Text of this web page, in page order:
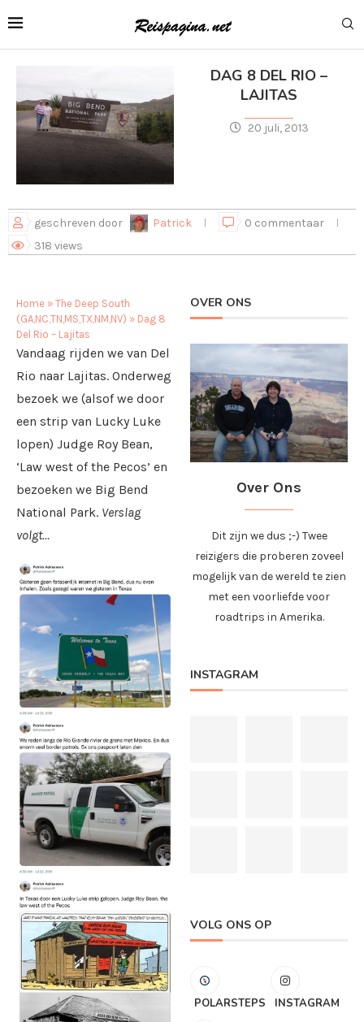
DAG 8 DEL RIO –
LAJITAS
20 juli, 2013
geschreven door Patrick
0 commentaar
318 views
Home » The Deep South
(GA,NC,TN,MS,TX,NM,NV) » Dag 8
Del Rio – Lajitas
Vandaag rijden we van Del
Rio naar Lajitas. Onderweg
bezoek we (alsof we door
een strip van Lucky Luke
lopen) Judge Roy Bean,
‘Law west of the Pecos’ en
bezoeken we Big Bend
National Park. Verslag
volgt…
OVER ONS
Over Ons
Dit zijn we dus ;-) Twee
reizigers die proberen zoveel
mogelijk van de wereld te zien
met een voorliefde voor
roadtrips in Amerika.
INSTAGRAM
VOLG ONS OP
POLARSTEPS INSTAGRAM